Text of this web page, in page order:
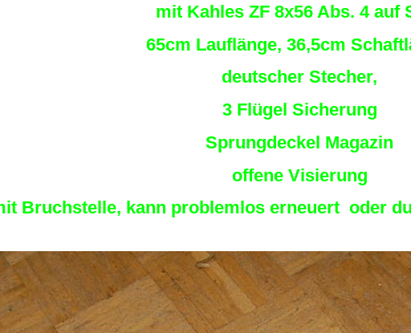
mit Kahles ZF 8x56 Abs. 4 auf
65cm Lauflänge, 36,5cm
deutscher Stecher,
3 Flügel Sicherung
Sprungdeckel Magazin
offene Visierung
Bruchstelle, kann problemlos erneuert oder